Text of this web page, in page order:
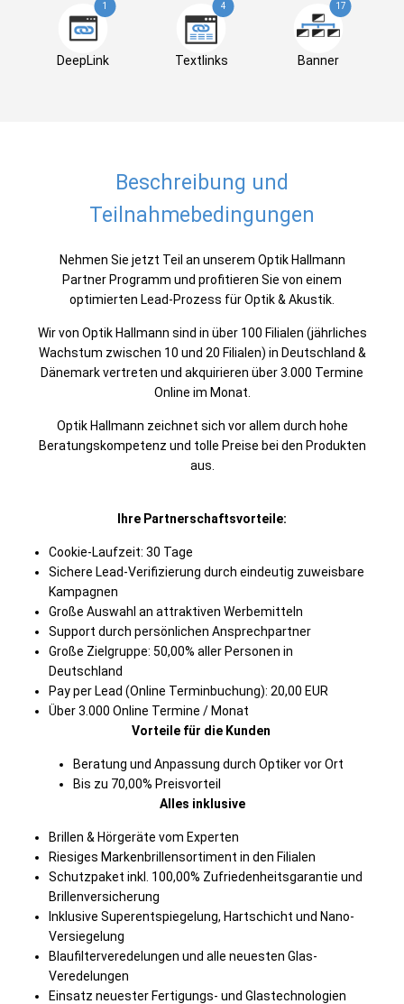
1
DeepLink
4
Textlinks
17
Banner
Beschreibung und
Teilnahmebedingungen
Nehmen Sie jetzt Teil an unserem Optik Hallmann
Partner Programm und profitieren Sie von einem
optimierten Lead-Prozess für Optik & Akustik.
Wir von Optik Hallmann sind in über 100 Filialen (jährliches
Wachstum zwischen 10 und 20 Filialen) in Deutschland &
Dänemark vertreten und akquirieren über 3.000 Termine
Online im Monat.
Optik Hallmann zeichnet sich vor allem durch hohe
Beratungskompetenz und tolle Preise bei den Produkten
aus.
Ihre Partnerschaftsvorteile:
Cookie-Laufzeit: 30 Tage
Sichere Lead-Verifizierung durch eindeutig zuweisbare
Kampagnen
Große Auswahl an attraktiven Werbemitteln
Support durch persönlichen Ansprechpartner
Große Zielgruppe: 50,00% aller Personen in
Deutschland
Pay per Lead (Online Terminbuchung): 20,00 EUR
Über 3.000 Online Termine / Monat
Vorteile für die Kunden
Beratung und Anpassung durch Optiker vor Ort
Bis zu 70,00% Preisvorteil
Alles inklusive
Brillen & Hörgeräte vom Experten
Riesiges Markenbrillensortiment in den Filialen
Schutzpaket inkl. 100,00% Zufriedenheitsgarantie und
Brillenversicherung
Inklusive Superentspiegelung, Hartschicht und Nano-
Versiegelung
Blaufilterveredelungen und alle neuesten Glas-
Veredelungen
Einsatz neuester Fertigungs- und Glastechnologien